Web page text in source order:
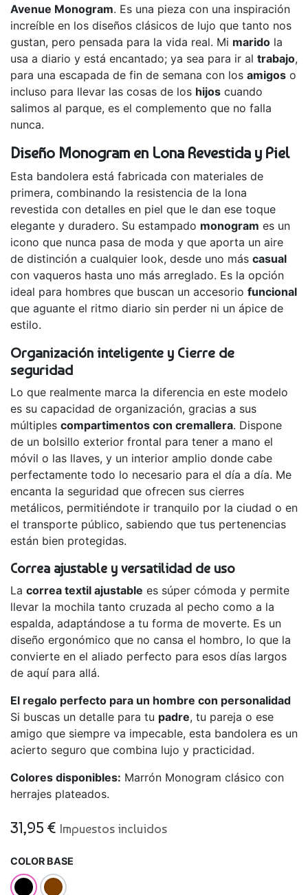
Avenue Monogram. Es una pieza con una inspiración
increíble en los diseños clásicos de lujo que tanto nos
gustan, pero pensada para la vida real. Mi marido la
usa a diario y está encantado; ya sea para ir al trabajo,
para una escapada de fin de semana con los amigos o
incluso para llevar las cosas de los hijos cuando
salimos al parque, es el complemento que no falla
nunca.
Diseño Monogram en Lona Revestida y Piel
Esta bandolera está fabricada con materiales de
primera, combinando la resistencia de la lona
revestida con detalles en piel que le dan ese toque
elegante y duradero. Su estampado monogram es un
icono que nunca pasa de moda y que aporta un aire
de distinción a cualquier look, desde uno más casual
con vaqueros hasta uno más arreglado. Es la opción
ideal para hombres que buscan un accesorio funcional
que aguante el ritmo diario sin perder ni un ápice de
estilo.
Organización inteligente y Cierre de
seguridad
Lo que realmente marca la diferencia en este modelo
es su capacidad de organización, gracias a sus
múltiples compartimentos con cremallera. Dispone
de un bolsillo exterior frontal para tener a mano el
móvil o las llaves, y un interior amplio donde cabe
perfectamente todo lo necesario para el día a día. Me
encanta la seguridad que ofrecen sus cierres
metálicos, permitiéndote ir tranquilo por la ciudad o en
el transporte público, sabiendo que tus pertenencias
están bien protegidas.
Correa ajustable y versatilidad de uso
La correa textil ajustable es súper cómoda y permite
llevar la mochila tanto cruzada al pecho como a la
espalda, adaptándose a tu forma de moverte. Es un
diseño ergonómico que no cansa el hombro, lo que la
convierte en el aliado perfecto para esos días largos
de aquí para allá.
El regalo perfecto para un hombre con personalidad
Si buscas un detalle para tu padre, tu pareja o ese
amigo que siempre va impecable, esta bandolera es un
acierto seguro que combina lujo y practicidad.
Colores disponibles: Marrón Monogram clásico con
herrajes plateados.
31,95 € Impuestos incluidos
COLOR BASE